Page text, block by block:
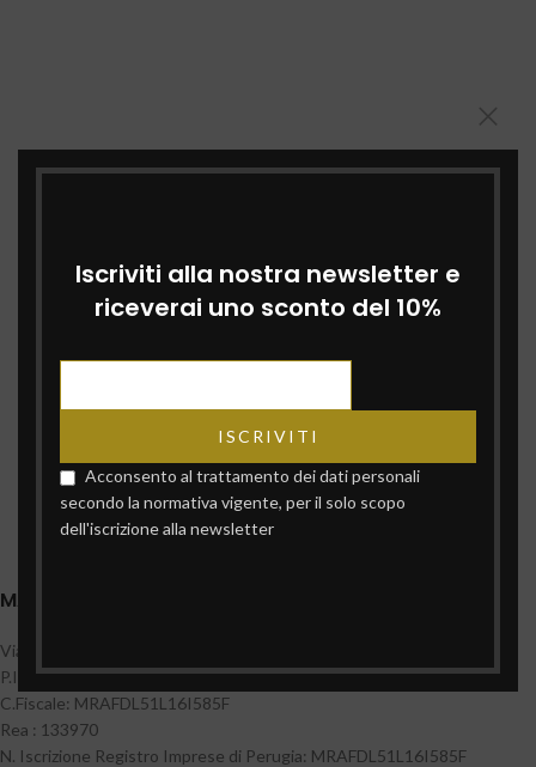
Iscriviti alla nostra newsletter e
riceverai uno sconto del 10%
Acconsento al trattamento dei dati personali
secondo la normativa vigente, per il solo scopo
dell'iscrizione alla newsletter
MARI FEDELE TARTUFI
Via Verdi 12 06042 Campello sul Clitunno(Pg)
P.Iva: 01138240542
C.Fiscale: MRAFDL51L16I585F
Rea : 133970
N. Iscrizione Registro Imprese di Perugia: MRAFDL51L16I585F